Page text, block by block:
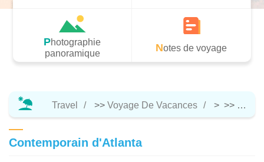
Photographie
panoramique
Notes de voyage
Travel >> Voyage De Vacances > >>
Contemporain d'Atlanta